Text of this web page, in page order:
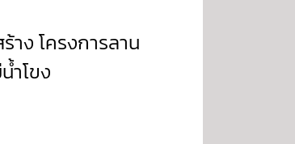
าง โครงการลาน
ำโขง